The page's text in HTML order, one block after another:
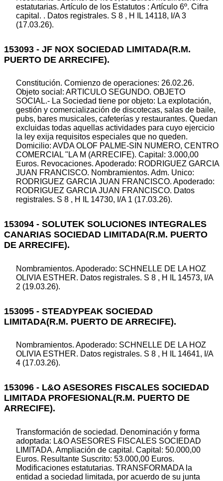
estatutarias. Artículo de los Estatutos : Artículo 6º. Cifra
capital. . Datos registrales. S 8 , H IL 14118, I/A 3
(17.03.26).
153093 - JF NOX SOCIEDAD LIMITADA(R.M.
PUERTO DE ARRECIFE).
Constitución. Comienzo de operaciones: 26.02.26.
Objeto social: ARTICULO SEGUNDO. OBJETO
SOCIAL.- La Sociedad tiene por objeto: La explotación,
gestión y comercialización de discotecas, salas de baile,
pubs, bares musicales, cafeterías y restaurantes. Quedan
excluidas todas aquellas actividades para cuyo ejercicio
la ley exija requisitos especiales que no queden.
Domicilio: AVDA OLOF PALME-SIN NUMERO, CENTRO
COMERCIAL "LA M (ARRECIFE). Capital: 3.000,00
Euros. Revocaciones. Apoderado: RODRIGUEZ GARCIA
JUAN FRANCISCO. Nombramientos. Adm. Unico:
RODRIGUEZ GARCIA JUAN FRANCISCO. Apoderado:
RODRIGUEZ GARCIA JUAN FRANCISCO. Datos
registrales. S 8 , H IL 14730, I/A 1 (17.03.26).
153094 - SOLUTEK SOLUCIONES INTEGRALES
CANARIAS SOCIEDAD LIMITADA(R.M. PUERTO
DE ARRECIFE).
Nombramientos. Apoderado: SCHNELLE DE LA HOZ
OLIVIA ESTHER. Datos registrales. S 8 , H IL 14573, I/A
2 (19.03.26).
153095 - STEADYPEAK SOCIEDAD
LIMITADA(R.M. PUERTO DE ARRECIFE).
Nombramientos. Apoderado: SCHNELLE DE LA HOZ
OLIVIA ESTHER. Datos registrales. S 8 , H IL 14641, I/A
4 (17.03.26).
153096 - L&O ASESORES FISCALES SOCIEDAD
LIMITADA PROFESIONAL(R.M. PUERTO DE
ARRECIFE).
Transformación de sociedad. Denominación y forma
adoptada: L&O ASESORES FISCALES SOCIEDAD
LIMITADA. Ampliación de capital. Capital: 50.000,00
Euros. Resultante Suscrito: 53.000,00 Euros.
Modificaciones estatutarias. TRANSFORMADA la
entidad a sociedad limitada, por acuerdo de su junta